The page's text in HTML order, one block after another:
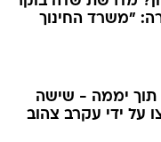
"משרד החינוך
יממה - שישה
על ידי עקרב צהוב